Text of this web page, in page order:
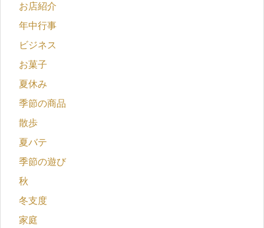
お店紹介
年中行事
ビジネス
お菓子
夏休み
季節の商品
散歩
夏バテ
季節の遊び
秋
冬支度
家庭